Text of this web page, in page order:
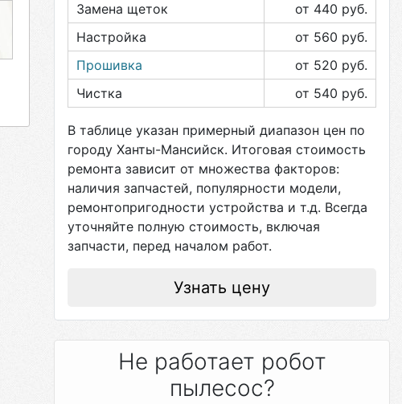
Замена щеток
от 440 руб.
Настройка
от 560 руб.
Прошивка
от 520 руб.
Чистка
от 540 руб.
В таблице указан примерный диапазон цен по
городу Ханты-Мансийск. Итоговая стоимость
ремонта зависит от множества факторов:
наличия запчастей, популярности модели,
ремонтопригодности устройства и т.д. Всегда
уточняйте полную стоимость, включая
запчасти, перед началом работ.
Узнать цену
Не работает робот
пылесос?